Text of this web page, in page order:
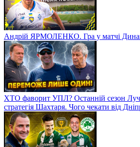
Андрій ЯРМОЛЕНКО. Гра у матчі
ХТО фаворит УПЛ? Останній сезон
стратегія Шахтаря. Чого чекати від